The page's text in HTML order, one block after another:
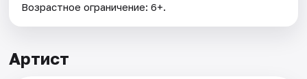
Возрастное ограничение: 6+.
Артист